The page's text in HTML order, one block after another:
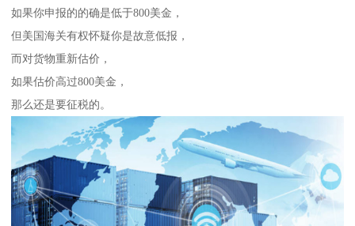
如果你申报的的确是低于800美金，
但美国海关有权怀疑你是故意低报，
而对货物重新估价，
如果估价高过800美金，
那么还是要征税的。